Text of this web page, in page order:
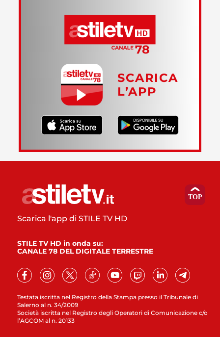
SCARICA
L’APP
Testata iscritta nel Registro della Stampa presso il Tribunale di
Salerno al n. 34/2009
Società iscritta nel Registro degli Operatori di Comunicazione c/o
l’AGCOM al n. 20133
Scarica l'app di STILE TV HD
STILE TV HD in onda su:
CANALE 78 DEL DIGITALE TERRESTRE